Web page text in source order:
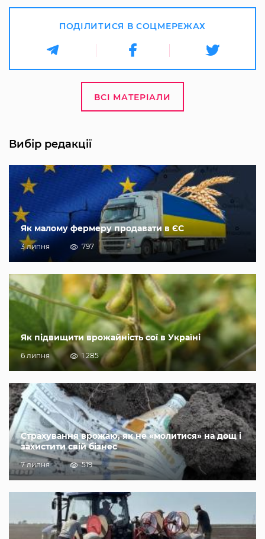
ПОДІЛИТИСЯ В СОЦМЕРЕЖАХ
ВСІ МАТЕРІАЛИ
Вибір редакції
Як малому фермеру продавати в ЄС
3 липня 797
Як підвищити врожайність сої в Україні
6 липня 1 285
Страхування врожаю, як не «молитися» на дощ і
захистити свій бізнес
7 липня 519